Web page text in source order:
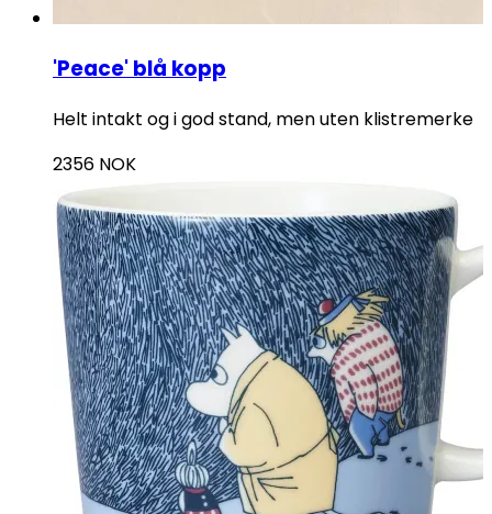
'Peace' blå kopp
Helt intakt og i god stand, men uten klistremerke
2356 NOK